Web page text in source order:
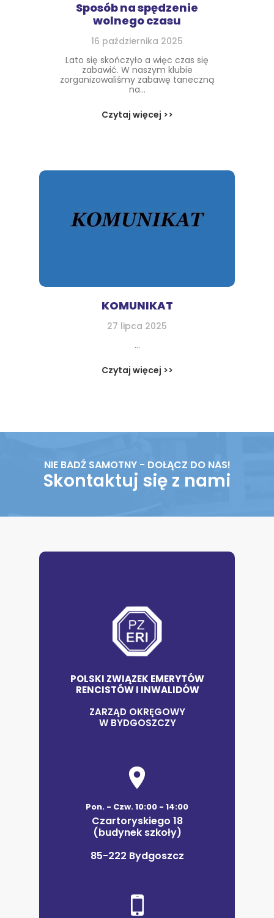
Sposób na spędzenie
wolnego czasu
16 października 2025
Lato się skończyło a więc czas się
zabawić. W naszym klubie
zorganizowaliśmy zabawę taneczną
na...
Czytaj więcej >>
KOMUNIKAT
27 lipca 2025
...
Czytaj więcej >>
NIE BADŹ SAMOTNY - DOŁĄCZ DO NAS!
Skontaktuj się z nami
POLSKI ZWIĄZEK EMERYTÓW
RENCISTÓW I INWALIDÓW
ZARZĄD OKRĘGOWY
W BYDGOSZCZY
Pon. - Czw. 10:00 - 14:00
Czartoryskiego 18
(budynek szkoły)
85-222 Bydgoszcz